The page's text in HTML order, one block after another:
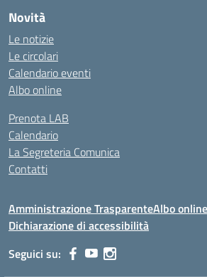
Novità
Le notizie
Le circolari
Calendario eventi
Albo online
Prenota LAB
Calendario
La Segreteria Comunica
Contatti
Amministrazione TrasparenteAlbo online
Dichiarazione di accessibilità
Seguici su: